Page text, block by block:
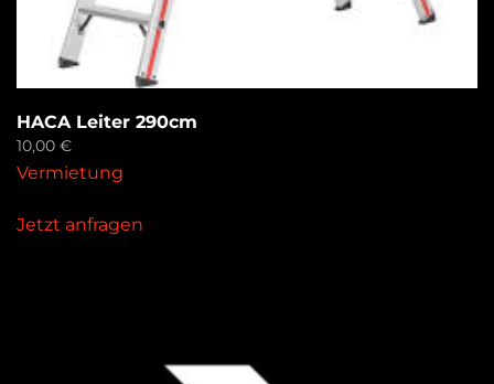
HACA Leiter 290cm
10,00 €
Vermietung
Jetzt anfragen